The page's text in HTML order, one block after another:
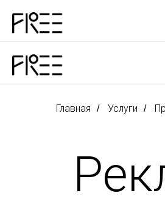
Главная / Услуги /